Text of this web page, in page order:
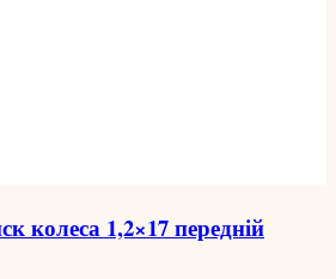
колеса 1,2×17 передній